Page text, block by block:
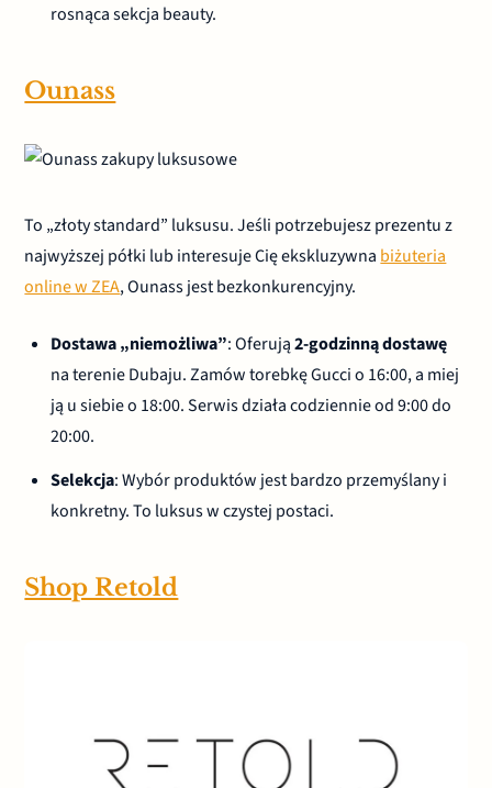
rosnąca sekcja beauty.
Ounass
To „złoty standard” luksusu. Jeśli potrzebujesz prezentu z
najwyższej półki lub interesuje Cię ekskluzywnabiżuteria
online w ZEA, Ounass jest bezkonkurencyjny.
Dostawa „niemożliwa”: Oferują2-godzinną dostawę
na terenie Dubaju. Zamów torebkę Gucci o 16:00, a miej
ją u siebie o 18:00. Serwis działa codziennie od 9:00 do
20:00.
Selekcja: Wybór produktów jest bardzo przemyślany i
konkretny. To luksus w czystej postaci.
Shop Retold